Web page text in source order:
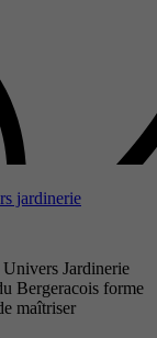
jardinerie
Jardinerie
Bergeracois forme
maîtriser